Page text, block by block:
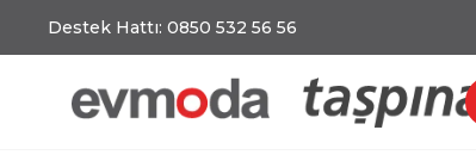
Destek Hattı: 0850 532 56 56